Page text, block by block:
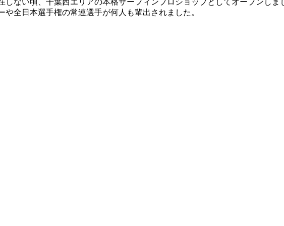
全日本選手権の常連選手が何人も輩出されました。